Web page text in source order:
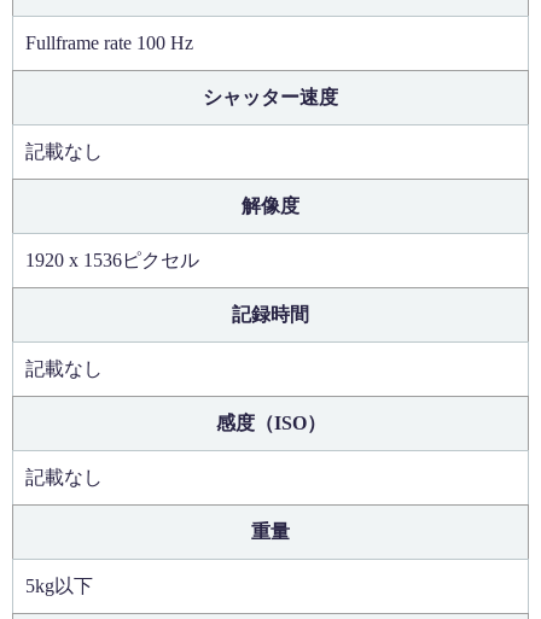
Fullframe rate 100 Hz
シャッター速度
記載なし
解像度
1920 x 1536ピクセル
記録時間
記載なし
感度（ISO）
記載なし
重量
5kg以下